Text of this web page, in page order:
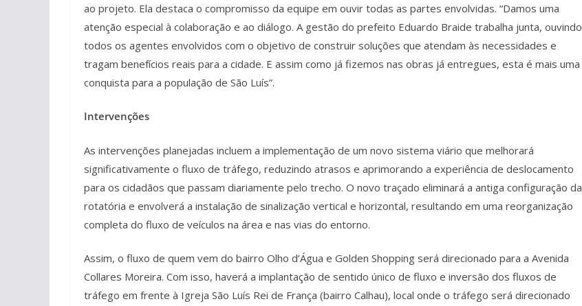
ao projeto. Ela destaca o compromisso da equipe em ouvir todas as partes envolvidas. “Damos uma
atenção especial à colaboração e ao diálogo. A gestão do prefeito Eduardo Braide trabalha junta, ouvindo
todos os agentes envolvidos com o objetivo de construir soluções que atendam às necessidades e
tragam benefícios reais para a cidade. E assim como já fizemos nas obras já entregues, esta é mais uma
conquista para a população de São Luís”.
Intervenções
As intervenções planejadas incluem a implementação de um novo sistema viário que melhorará
significativamente o fluxo de tráfego, reduzindo atrasos e aprimorando a experiência de deslocamento
para os cidadãos que passam diariamente pelo trecho. O novo traçado eliminará a antiga configuração da
rotatória e envolverá a instalação de sinalização vertical e horizontal, resultando em uma reorganização
completa do fluxo de veículos na área e nas vias do entorno.
Assim, o fluxo de quem vem do bairro Olho d’Água e Golden Shopping será direcionado para a Avenida
Collares Moreira. Com isso, haverá a implantação de sentido único de fluxo e inversão dos fluxos de
tráfego em frente à Igreja São Luís Rei de França (bairro Calhau), local onde o tráfego será direcionado